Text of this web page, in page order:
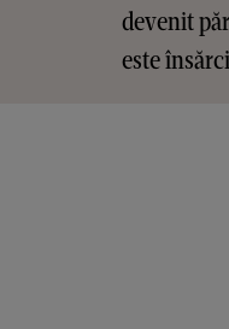
devenit
este